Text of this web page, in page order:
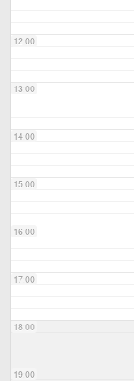
12:00
13:00
14:00
15:00
16:00
17:00
18:00
19:00